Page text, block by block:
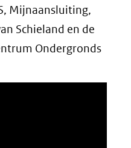
Mijnaansluiting,
Schieland en de
Ondergronds